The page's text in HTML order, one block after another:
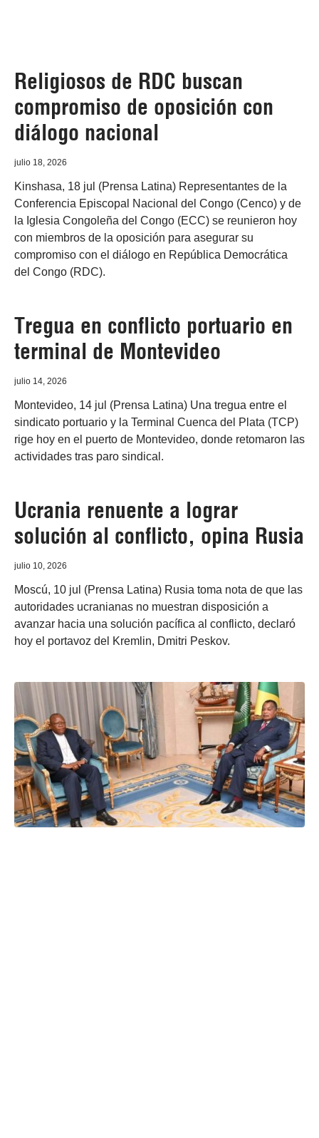
Religiosos de RDC buscan
compromiso de oposición con
diálogo nacional
julio 18, 2026
Kinshasa, 18 jul (Prensa Latina) Representantes de la
Conferencia Episcopal Nacional del Congo (Cenco) y de
la Iglesia Congoleña del Congo (ECC) se reunieron hoy
con miembros de la oposición para asegurar su
compromiso con el diálogo en República Democrática
del Congo (RDC).
Tregua en conflicto portuario en
terminal de Montevideo
julio 14, 2026
Montevideo, 14 jul (Prensa Latina) Una tregua entre el
sindicato portuario y la Terminal Cuenca del Plata (TCP)
rige hoy en el puerto de Montevideo, donde retomaron las
actividades tras paro sindical.
Ucrania renuente a lograr
solución al conflicto, opina Rusia
julio 10, 2026
Moscú, 10 jul (Prensa Latina) Rusia toma nota de que las
autoridades ucranianas no muestran disposición a
avanzar hacia una solución pacífica al conflicto, declaró
hoy el portavoz del Kremlin, Dmitri Peskov.